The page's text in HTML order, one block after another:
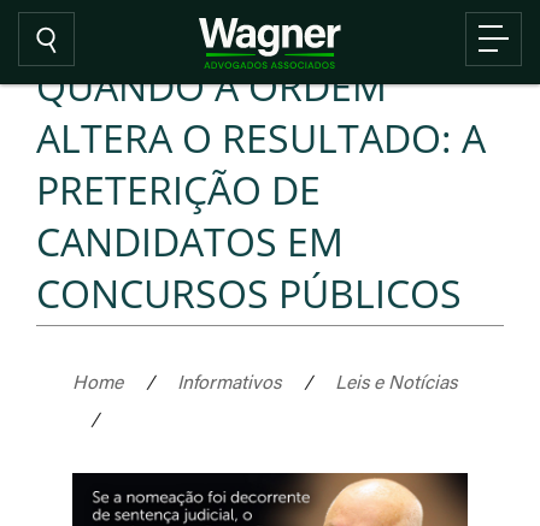
QUANDO A ORDEM
ALTERA O RESULTADO: A
PRETERIÇÃO DE
CANDIDATOS EM
CONCURSOS PÚBLICOS
Home / Informativos /
Leis e Notícias
/